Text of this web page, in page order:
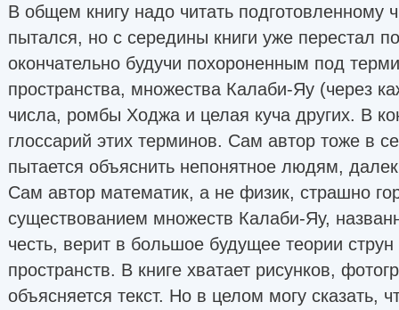
В общем книгу надо читать подготовленному
пытался, но с середины книги уже перестал
окончательно будучи похороненным под
пространства, множества Калаби-Яу (через
числа, ромбы Ходжа и целая куча других. В
глоссарий этих терминов. Сам автор тоже в
пытается объяснить непонятное людям,
Сам автор математик, а не физик, страшно
существованием множеств Калаби-Яу,
честь, верит в большое будущее теории
пространств. В книге хватает рисунков,
объясняется текст. Но в целом могу сказать,